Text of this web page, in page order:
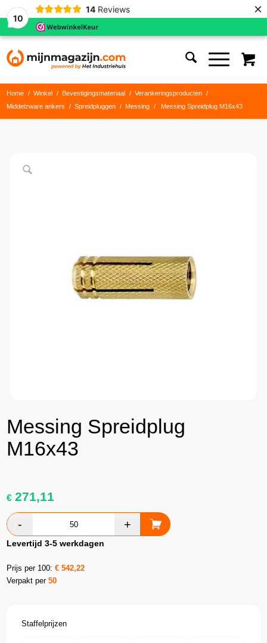
10
14 Reviews ×
Home / Winkel / Bevestigingsmateriaal / Verankeringsproducten
/
Middelzware ankers
/ Spreidpluggen / Messing / Messing Spreidplug M16x43
Messing Spreidplug
M16x43
€ 271,11
Levertijd 3-5 werkdagen
Prijs per 100:€542,22
Verpakt per50
Staffelprijzen